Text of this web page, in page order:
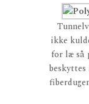
ikke
for læ så